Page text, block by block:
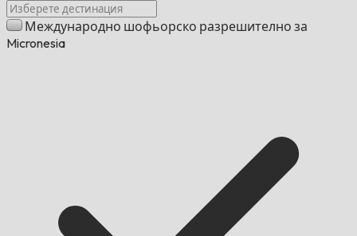
Международно шофьорско разрешително за
Micronesia